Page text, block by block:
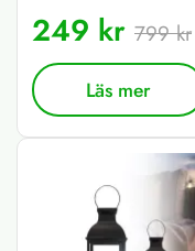
249 kr 799 kr
Läs mer